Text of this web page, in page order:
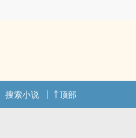
搜索小说 顶部